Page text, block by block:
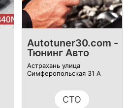
Autotuner30.com -
Тюнинг Авто
Астрахань улица
Симферопольская 31 А
СТО